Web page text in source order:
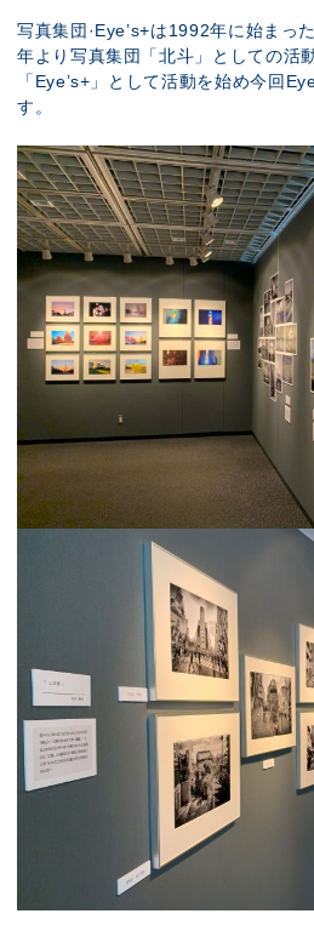
写真集団·Eye’s+は1992年に始まっ
年より写真集団「北斗」としての活
「Eye’s+」として活動を始め今回
す。